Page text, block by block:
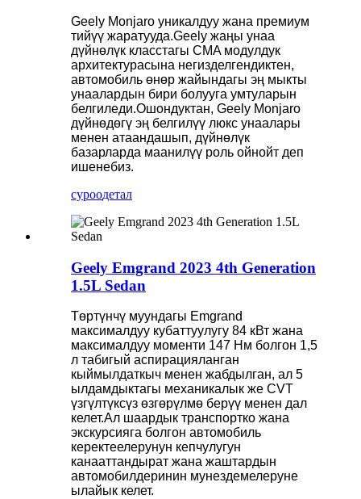
Geely Monjaro уникалдуу жана премиум
тийүү жаратууда.Geely жаңы унаа
дүйнөлүк класстагы CMA модулдук
архитектурасына негизделгендиктен,
автомобиль өнөр жайындагы эң мыкты
унаалардын бири болууга умтуларын
белгиледи.Ошондуктан, Geely Monjaro
дүйнөдөгү эң белгилүү люкс унаалары
менен атаандашып, дүйнөлүк
базарларда маанилүү роль ойнойт деп
ишенебиз.
суроодетал
Geely Emgrand 2023 4th Generation
1.5L Sedan
Төртүнчү муундагы Emgrand
максималдуу кубаттуулугу 84 кВт жана
максималдуу моменти 147 Нм болгон 1,5
л табигый аспирацияланган
кыймылдаткыч менен жабдылган, ал 5
ылдамдыктагы механикалык же CVT
үзгүлтүксүз өзгөрүлмө берүү менен дал
келет.Ал шаардык транспортко жана
экскурсияга болгон автомобиль
керектеелерунун кепчулугун
канааттандырат жана жаштардын
автомобилдеринин мунездемелеруне
ылайык келет.